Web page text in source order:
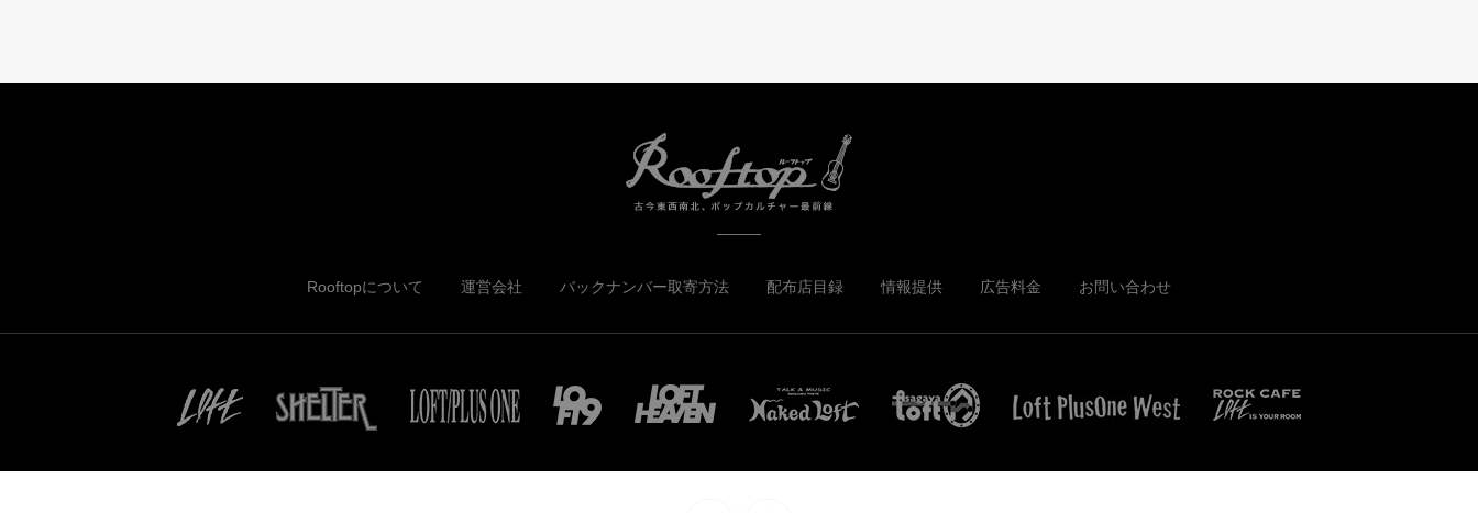
Rooftopについて 運営会社 バックナンバー取寄方法 配布店目録 情報提供 広告料金 お問い合わせ